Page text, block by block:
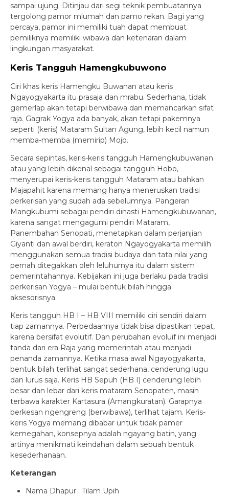
sampai ujung. Ditinjau dari segi teknik pembuatannya
tergolong pamor mlumah dan pamo rekan. Bagi yang
percaya, pamor ini memiliki tuah dapat membuat
pemiliknya memiliki wibawa dan ketenaran dalam
lingkungan masyarakat.
Keris Tangguh Hamengkubuwono
Ciri khas keris Hamengku Buwanan atau keris
Ngayogyakarta itu prasaja dan mrabu. Sederhana, tidak
gemerlap akan tetapi berwibawa dan memancarkan sifat
raja. Gagrak Yogya ada banyak, akan tetapi pakemnya
seperti (keris) Mataram Sultan Agung, lebih kecil namun
memba-memba (memirip) Mojo.
Secara sepintas, keris-keris tangguh Hamengkubuwanan
atau yang lebih dikenal sebagai tangguh Hobo,
menyerupai keris-keris tangguh Mataram atau bahkan
Majapahit karena memang hanya meneruskan tradisi
perkerisan yang sudah ada sebelumnya. Pangeran
Mangkubumi sebagai pendiri dinasti Hamengkubuwanan,
karena sangat mengagumi pendiri Mataram,
Panembahan Senopati, menetapkan dalam perjanjian
Giyanti dan awal berdiri, keraton Ngayogyakarta memilih
menggunakan semua tradisi budaya dan tata nilai yang
pernah ditegakkan oleh leluhurnya itu dalam sistem
pemerintahannya. Kebijakan ini juga berlaku pada tradisi
perkerisan Yogya – mulai bentuk bilah hingga
aksesorisnya.
Keris tangguh HB I – HB VIII memiliki ciri sendiri dalam
tiap zamannya. Perbedaannya tidak bisa dipastikan tepat,
karena bersifat evolutif. Dan perubahan evoluif ini menjadi
tanda dari era Raja yang memerintah atau menjadi
penanda zamannya. Ketika masa awal Ngayogyakarta,
bentuk bilah terlihat sangat sederhana, cenderung lugu
dan lurus saja. Keris HB Sepuh (HB I) cenderung lebih
besar dan lebar dari keris mataram Senopaten, masih
terbawa karakter Kartasura (Amangkuratan). Garapnya
berkesan ngengreng (berwibawa), terlihat tajam. Keris-
keris Yogya memang dibabar untuk tidak pamer
kemegahan, konsepnya adalah ngayang batin, yang
artinya menikmati keindahan dalam sebuah bentuk
kesederhanaan.
Keterangan
Nama Dhapur : Tilam Upih